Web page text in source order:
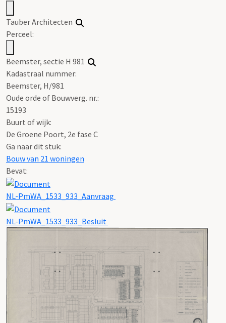
Tauber Architecten
Perceel:
Beemster, sectie H 981
Kadastraal nummer:
Beemster, H/981
Oude orde of Bouwverg. nr.:
15193
Buurt of wijk:
De Groene Poort, 2e fase C
Ga naar dit stuk:
Bouw van 21 woningen
Bevat:
NL-PmWA_1533_933_Aanvraag
NL-PmWA_1533_933_Besluit